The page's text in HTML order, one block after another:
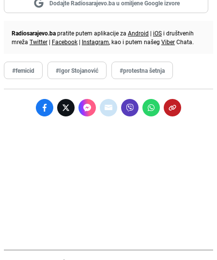
Dodajte Radiosarajevo.ba u omiljene Google izvore
Radiosarajevo.bapratite putem aplikacije za Android | iOS i društvenih
mreža Twitter | Facebook | Instagram, kao i putem našeg ViberChata.
#femicid #Igor Stojanović #protestna šetnja